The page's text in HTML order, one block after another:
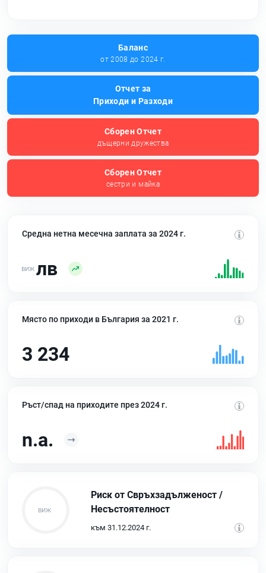
Баланс
от 2008 до 2024 г.
Отчет за
Приходи и Разходи
Сборен Отчет
дъщерни дружества
Сборен Отчет
сестри и майка
Средна нетна месечна заплата за 2024 г.
лв
Място по приходи в България за 2021 г.
3 234
Ръст/спад на приходите през 2024 г.
n.a.
Риск от Свръхзадълженост /
Несъстоятелност
към 31.12.2024 г.